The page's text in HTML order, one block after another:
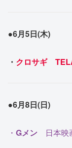
●6月5日(木)
・ クロサギ
●6月8日(日)
・ Gメン 日本映